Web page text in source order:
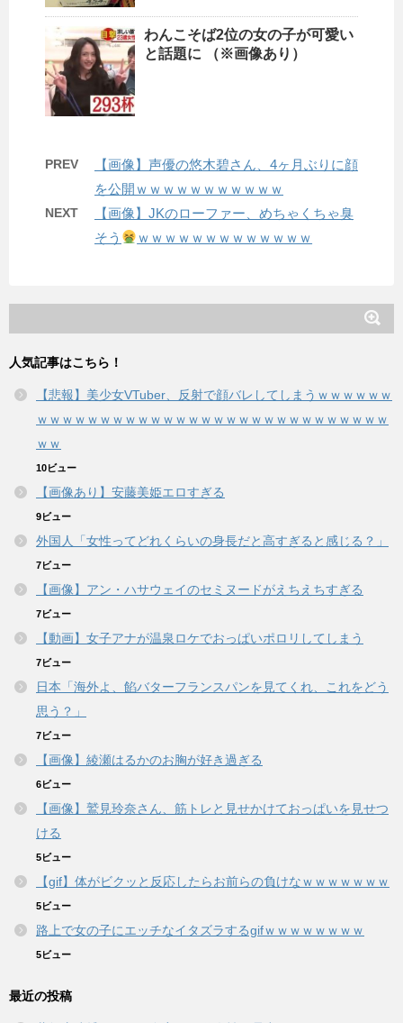
わんこそば2位の女の子が可愛い
と話題に （※画像あり）
PREV
【画像】声優の悠木碧さん、4ヶ月ぶりに顔
を公開ｗｗｗｗｗｗｗｗｗｗｗ
NEXT
【画像】JKのローファー、めちゃくちゃ臭
そう
ｗｗｗｗｗｗｗｗｗｗｗｗｗ
人気記事はこちら！
【悲報】美少女VTuber、反射で顔バレしてしまうｗｗｗｗｗｗ
ｗｗｗｗｗｗｗｗｗｗｗｗｗｗｗｗｗｗｗｗｗｗｗｗｗｗｗｗ
ｗｗ
10ビュー
【画像あり】安藤美姫エロすぎる
9ビュー
外国人「女性ってどれくらいの身長だと高すぎると感じる？」
7ビュー
【画像】アン・ハサウェイのセミヌードがえちえちすぎる
7ビュー
【動画】女子アナが温泉ロケでおっぱいポロリしてしまう
7ビュー
日本「海外よ、餡バターフランスパンを見てくれ、これをどう
思う？」
7ビュー
【画像】綾瀬はるかのお胸が好き過ぎる
6ビュー
【画像】鷲見玲奈さん、筋トレと見せかけておっぱいを見せつ
ける
5ビュー
【gif】体がビクッと反応したらお前らの負けなｗｗｗｗｗｗｗ
5ビュー
路上で女の子にエッチなイタズラするgifｗｗｗｗｗｗｗｗ
5ビュー
最近の投稿